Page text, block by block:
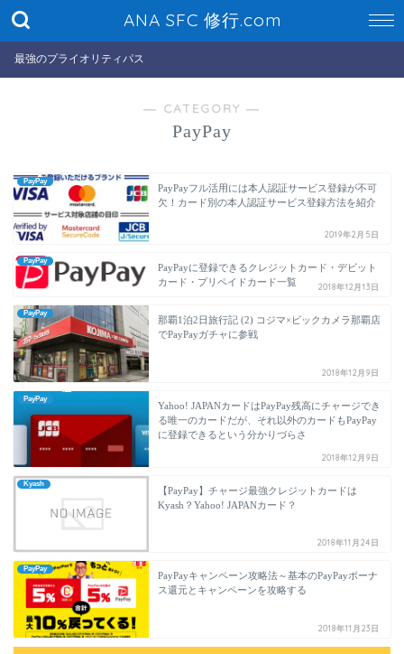
ANA SFC 修行.com
最強のプライオリティパス
― CATEGORY ―
PayPay
PayPay
PayPayフル活用には本人認証サービス登録が不可
欠！カード別の本人認証サービス登録方法を紹介
2019年2月5日
PayPay
PayPayに登録できるクレジットカード・デビット
カード・プリペイドカード一覧
2018年12月13日
PayPay
那覇1泊2日旅行記 (2) コジマ×ビックカメラ那覇店
でPayPayガチャに参戦
2018年12月9日
PayPay
Yahoo! JAPANカードはPayPay残高にチャージでき
る唯一のカードだが、それ以外のカードもPayPay
に登録できるという分かりづらさ
2018年12月9日
Kyash
【PayPay】チャージ最強クレジットカードは
Kyash？Yahoo! JAPANカード？
2018年11月24日
PayPay
PayPayキャンペーン攻略法～基本のPayPayボーナ
ス還元とキャンペーンを攻略する
2018年11月23日